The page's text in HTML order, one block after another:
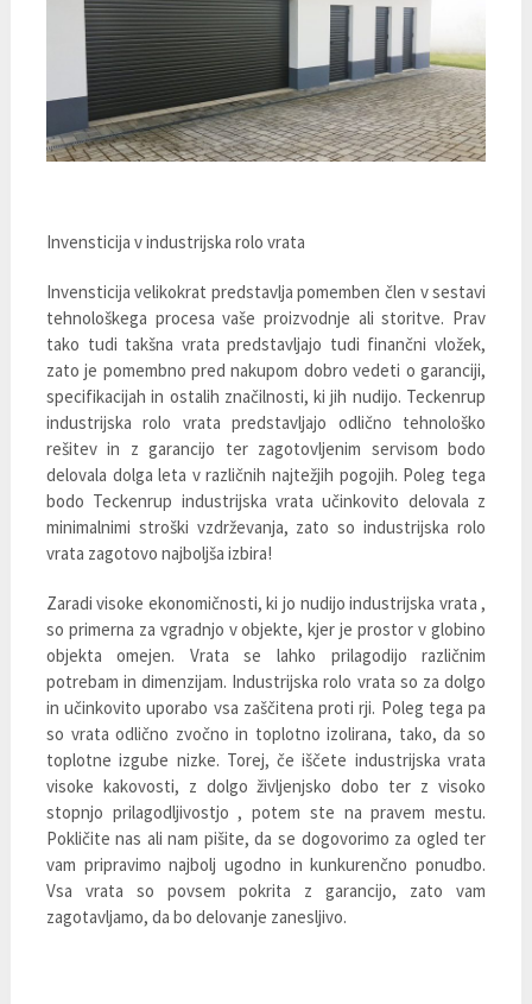
Invensticija v industrijska rolo vrata
Invensticija velikokrat predstavlja pomemben člen v sestavi
tehnološkega procesa vaše proizvodnje ali storitve. Prav
tako tudi takšna vrata predstavljajo tudi finančni vložek,
zato je pomembno pred nakupom dobro vedeti o garanciji,
specifikacijah in ostalih značilnosti, ki jih nudijo. Teckenrup
industrijska rolo vrata predstavljajo odlično tehnološko
rešitev in z garancijo ter zagotovljenim servisom bodo
delovala dolga leta v različnih najtežjih pogojih. Poleg tega
bodo Teckenrup industrijska vrata učinkovito delovala z
minimalnimi stroški vzdrževanja, zato so industrijska rolo
vrata zagotovo najboljša izbira!
Zaradi visoke ekonomičnosti, ki jo nudijo industrijska vrata ,
so primerna za vgradnjo v objekte, kjer je prostor v globino
objekta omejen. Vrata se lahko prilagodijo različnim
potrebam in dimenzijam. Industrijska rolo vrata so za dolgo
in učinkovito uporabo vsa zaščitena proti rji. Poleg tega pa
so vrata odlično zvočno in toplotno izolirana, tako, da so
toplotne izgube nizke. Torej, če iščete industrijska vrata
visoke kakovosti, z dolgo življenjsko dobo ter z visoko
stopnjo prilagodljivostjo , potem ste na pravem mestu.
Pokličite nas ali nam pišite, da se dogovorimo za ogled ter
vam pripravimo najbolj ugodno in kunkurenčno ponudbo.
Vsa vrata so povsem pokrita z garancijo, zato vam
zagotavljamo, da bo delovanje zanesljivo.